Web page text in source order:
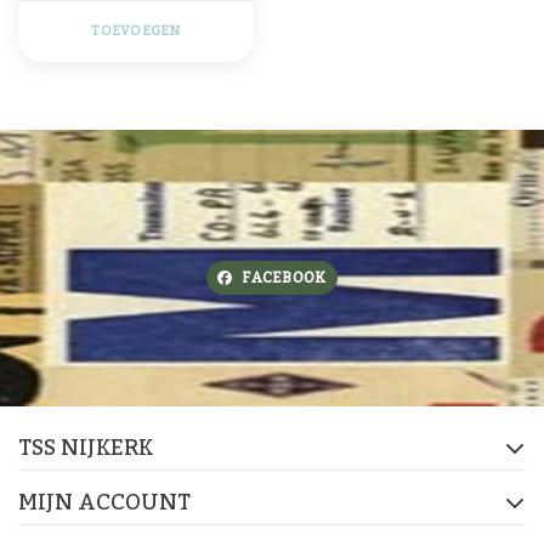
TOEVOEGEN
FACEBOOK
TSS NIJKERK
MIJN ACCOUNT